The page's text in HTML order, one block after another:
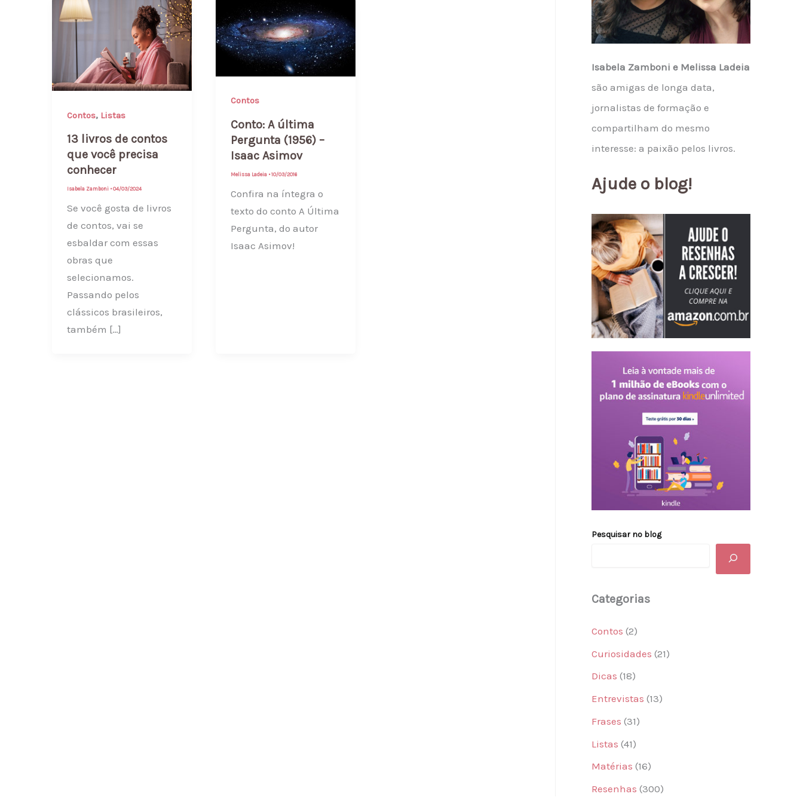
Contos, Listas
13 livros de contos
que você precisa
conhecer
Isabela Zamboni •04/03/2024
Se você gosta de livros
de contos, vai se
esbaldar com essas
obras que
selecionamos.
Passando pelos
clássicos brasileiros,
também […]
Contos
Conto: A última
Pergunta (1956) –
Isaac Asimov
Melissa Ladeia •10/03/2016
Confira na íntegra o
texto do conto A Última
Pergunta, do autor
Isaac Asimov!
Isabela Zamboni e Melissa Ladeia
são amigas de longa data,
jornalistas de formação e
compartilham do mesmo
interesse: a paixão pelos livros.
Ajude o blog!
Pesquisar no blog
Categorias
Contos (2)
Curiosidades (21)
Dicas (18)
Entrevistas (13)
Frases (31)
Listas (41)
Matérias (16)
Resenhas (300)